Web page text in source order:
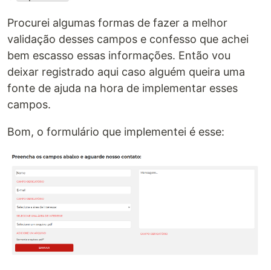
Procurei algumas formas de fazer a melhor
validação desses campos e confesso que achei
bem escasso essas informações. Então vou
deixar registrado aqui caso alguém queira uma
fonte de ajuda na hora de implementar esses
campos.
Bom, o formulário que implementei é esse: